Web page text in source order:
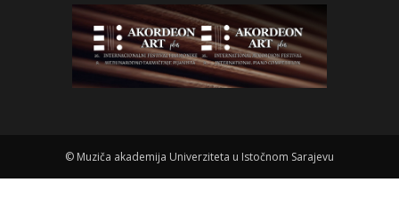
© Muziča akademija Univerziteta u Istočnom Sarajevu